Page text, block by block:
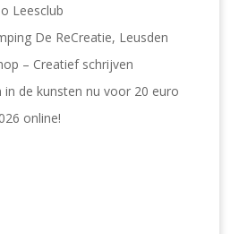
Leesclub
De ReCreatie, Leusden
– Creatief schrijven
in de kunsten nu voor 20 euro
online!